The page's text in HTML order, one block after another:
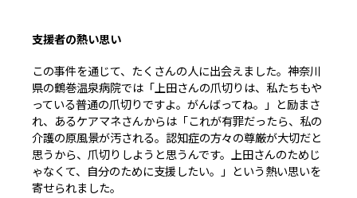
支援者の熱い思い
この事件を通じて、たくさんの人に出会えました。神奈川
県の鶴巻温泉病院では「上田さんの爪切りは、私たちもや
っている普通の爪切りですよ。がんばってね。」と励まさ
れ、あるケアマネさんからは「これが有罪だったら、私の
介護の原風景が汚される。認知症の方々の尊厳が大切だと
思うから、爪切りしようと思うんです。上田さんのためじ
ゃなくて、自分のために支援したい。」という熱い思いを
寄せられました。